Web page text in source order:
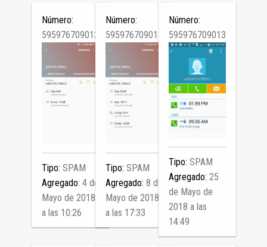
Número:
595976709013
Tipo:SPAM
Agregado:4 de
Mayo de 2018
a las 10:26
Número:
595976709013
Tipo: SPAM
Agregado: 8 de
Mayo de 2018
a las 17:33
Número:
595976709013
Tipo: SPAM
Agregado: 25
de Mayo de
2018 a las
14:49